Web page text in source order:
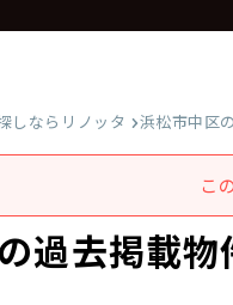
しならリノッタ 浜松市中区
こ
過去掲載物